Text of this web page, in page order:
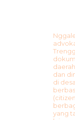
dan
di
yang